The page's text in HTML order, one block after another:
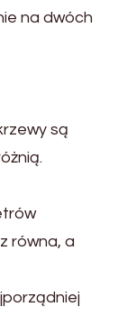
na dwóch
są
równa, a